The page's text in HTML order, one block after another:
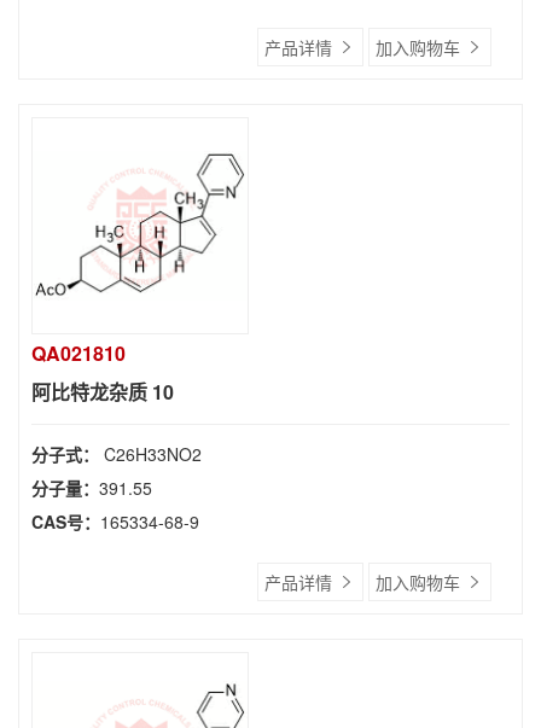
产品详情 加入购物车
QA021810
阿比特龙杂质 10
分子式： C26H33NO2
分子量： 391.55
CAS号： 165334-68-9
产品详情 加入购物车